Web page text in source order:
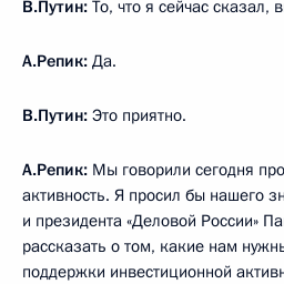
В.Путин: То, что я сейчас сказал,
А.Репик: Да.
В.Путин: Это приятно.
А.Репик: Мы говорили сегодня
активность. Я просил бы нашего
и президента «Деловой России»
рассказать о том, какие нам
поддержки инвестиционной